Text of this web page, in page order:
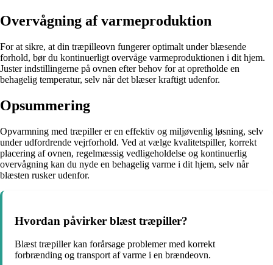
Overvågning af varmeproduktion
For at sikre, at din træpilleovn fungerer optimalt under blæsende
forhold, bør du kontinuerligt overvåge varmeproduktionen i dit hjem.
Juster indstillingerne på ovnen efter behov for at opretholde en
behagelig temperatur, selv når det blæser kraftigt udenfor.
Opsummering
Opvarmning med træpiller er en effektiv og miljøvenlig løsning, selv
under udfordrende vejrforhold. Ved at vælge kvalitetspiller, korrekt
placering af ovnen, regelmæssig vedligeholdelse og kontinuerlig
overvågning kan du nyde en behagelig varme i dit hjem, selv når
blæsten rusker udenfor.
Hvordan påvirker blæst træpiller?
Blæst træpiller kan forårsage problemer med korrekt
forbrænding og transport af varme i en brændeovn.